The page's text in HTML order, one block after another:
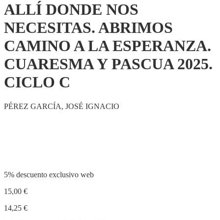
ALLÍ DONDE NOS
NECESITAS. ABRIMOS
CAMINO A LA ESPERANZA.
CUARESMA Y PASCUA 2025.
CICLO C
PÉREZ GARCÍA, JOSÉ IGNACIO
5% descuento exclusivo web
15,00 €
14,25 €